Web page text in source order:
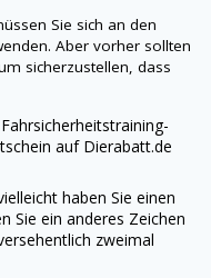
Sie sich an den
Aber vorher sollten
sicherzustellen, dass
auf Dierabatt.de
haben Sie einen
Sie ein anderes Zeichen
zweimal